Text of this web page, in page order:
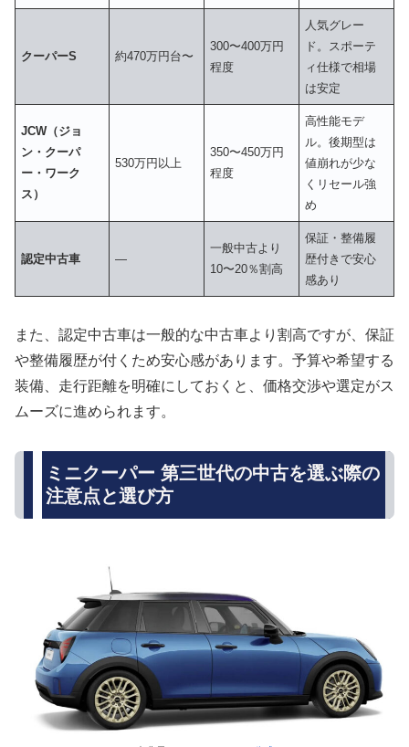
クーパーS 約470万円台〜
300〜400万円
程度
人気グレー
ド。スポーテ
ィ仕様で相場
は安定
JCW（ジョ
ン・クーパ
ー・ワーク
ス）
530万円以上
350〜450万円
程度
高性能モデ
ル。後期型は
値崩れが少な
くリセール強
め
認定中古車 ―
一般中古より
10〜20％割高
保証・整備履
歴付きで安心
感あり
また、認定中古車は一般的な中古車より割高ですが、保証
や整備履歴が付くため安心感があります。予算や希望する
装備、走行距離を明確にしておくと、価格交渉や選定がス
ムーズに進められます。
ミニクーパー 第三世代の中古を選ぶ際の
注意点と選び方